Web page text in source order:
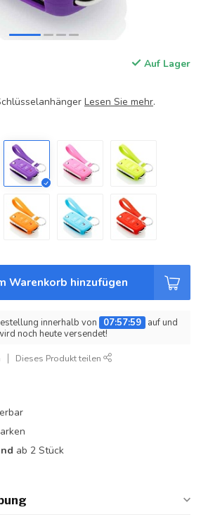
Auf Lager
Lesen Sie mehr.
Warenkorb hinzufügen
innerhalb von 07:57:59 auf und
noch heute versendet!
Dieses Produkt teilen
ab 2 Stück